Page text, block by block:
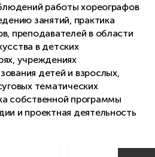
работы хореографов
занятий, практика
преподавателей в области
в детских
учреждениях
детей и взрослых,
тематических
собственной программы
и проектная деятельность